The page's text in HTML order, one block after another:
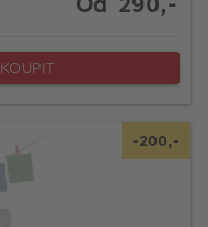
KOUPIT
-200,-